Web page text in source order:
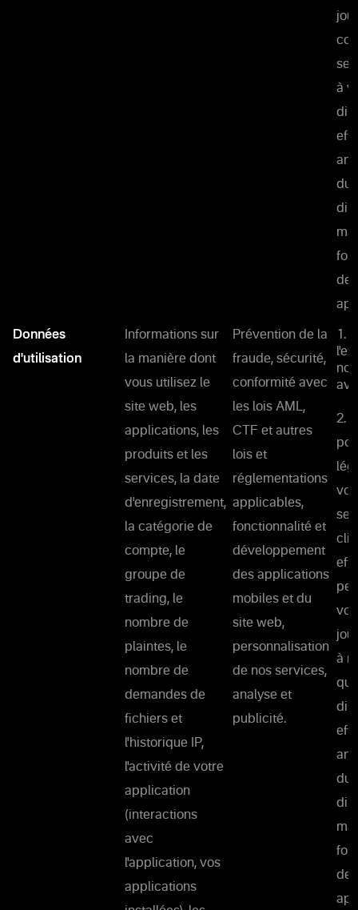
à
du
des
Données
d'utilisation
Informations sur
la manière dont
vous utilisez le
site web, les
applications, les
produits et les
services, la date
d'enregistrement,
la catégorie de
compte, le
groupe de
trading, le
nombre de
plaintes, le
nombre de
demandes de
fichiers et
l'historique IP,
l'activité de votre
application
(interactions
avec
l'application, vos
applications
Prévention de la
fraude, sécurité,
conformité avec
les lois AML,
CTF et autres
lois et
réglementations
applicables,
fonctionnalité et
développement
des applications
mobiles et du
site web,
personnalisation
de nos services,
analyse et
publicité.
1.
2.
à
qui
du
des